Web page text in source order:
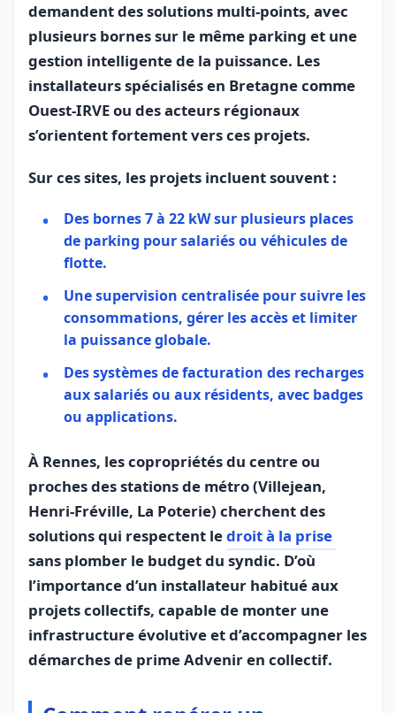
demandent des solutions multi‑points, avec
plusieurs bornes sur le même parking et une
gestion intelligente de la puissance. Les
installateurs spécialisés en Bretagne comme
Ouest‑IRVE ou des acteurs régionaux
s’orientent fortement vers ces projets.
Sur ces sites, les projets incluent souvent :
Des bornes 7 à 22 kW sur plusieurs places
de parking pour salariés ou véhicules de
flotte.
Une supervision centralisée pour suivre les
consommations, gérer les accès et limiter
la puissance globale.
Des systèmes de facturation des recharges
aux salariés ou aux résidents, avec badges
ou applications.
À Rennes, les copropriétés du centre ou
proches des stations de métro (Villejean,
Henri‑Fréville, La Poterie) cherchent des
solutions qui respectent ledroit à la prise
sans plomber le budget du syndic. D’où
l’importance d’un installateur habitué aux
projets collectifs, capable de monter une
infrastructure évolutive et d’accompagner les
démarches de prime Advenir en collectif.